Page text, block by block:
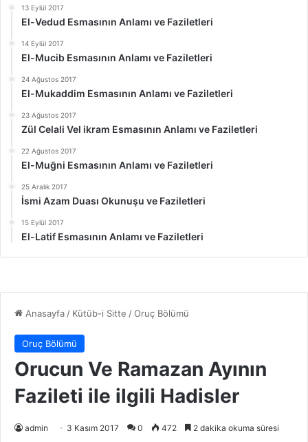
13 Eylül 2017
El-Vedud Esmasının Anlamı ve Faziletleri
14 Eylül 2017
El-Mucib Esmasının Anlamı ve Faziletleri
24 Ağustos 2017
El-Mukaddim Esmasının Anlamı ve Faziletleri
23 Ağustos 2017
Zül Celali Vel ikram Esmasının Anlamı ve Faziletleri
22 Ağustos 2017
El-Muğni Esmasının Anlamı ve Faziletleri
25 Aralık 2017
İsmi Azam Duası Okunuşu ve Faziletleri
15 Eylül 2017
El-Latif Esmasının Anlamı ve Faziletleri